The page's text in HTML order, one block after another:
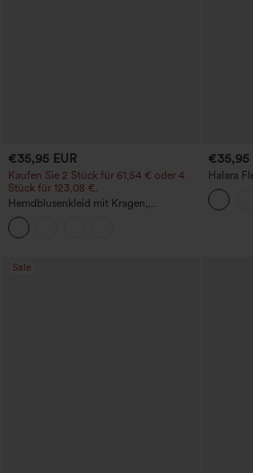
€35,95 EUR
Kaufen Sie 2 Stück für 61,54 € oder 4
Stück für 123,08 €.
Hemdblusenkleid mit Kragen,
Kappenärmeln, Taillengürtel,
geschwungenem Schlitzsaum, Midi-
Länge und Taschen
€35,95
Halara
aus
hohem
Sale